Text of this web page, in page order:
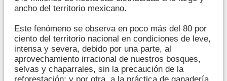
ancho del territorio mexicano.
Este fenómeno se observa en poco más del 80 por
ciento del territorio nacional en condiciones de leve,
intensa y severa, debido por una parte, al
aprovechamiento irracional de nuestros bosques,
selvas y chaparrales, sin la precaución de la